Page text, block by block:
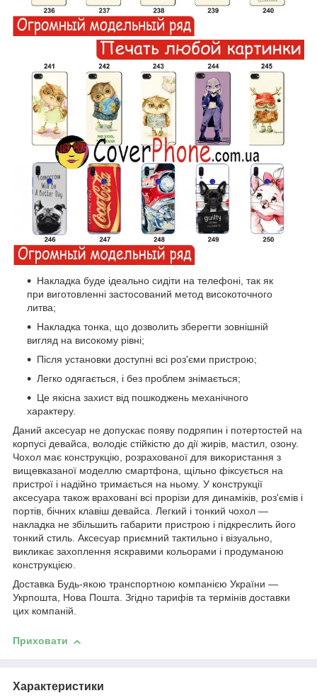
Накладка буде ідеально сидіти на телефоні, так як
при виготовленні застосований метод високоточного
литва;
Накладка тонка, що дозволить зберегти зовнішній
вигляд на високому рівні;
Після установки доступні всі роз'єми пристрою;
Легко одягається, і без проблем знімається;
Це якісна захист від пошкоджень механічного
характеру.
Даний аксесуар не допускає появу подряпин і потертостей на
корпусі девайса, володіє стійкістю до дії жирів, мастил, озону.
Чохол має конструкцію, розрахованої для використання з
вищевказаної моделлю смартфона, щільно фіксується на
пристрої і надійно тримається на ньому. У конструкції
аксесуара також враховані всі прорізи для динаміків, роз'ємів і
портів, бічних клавіш девайса. Легкий і тонкий чохол ―
накладка не збільшить габарити пристрою і підкреслить його
тонкий стиль. Аксесуар приємний тактильно і візуально,
викликає захоплення яскравими кольорами і продуманою
конструкцією.
Доставка Будь-якою транспортною компанією України ―
Укрпошта, Нова Пошта. Згідно тарифів та термінів доставки
цих компаній.
Приховати
Характеристики